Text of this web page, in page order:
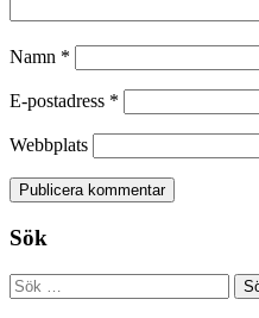
Namn *
E-postadress *
Webbplats
Sök
Sök
efter: